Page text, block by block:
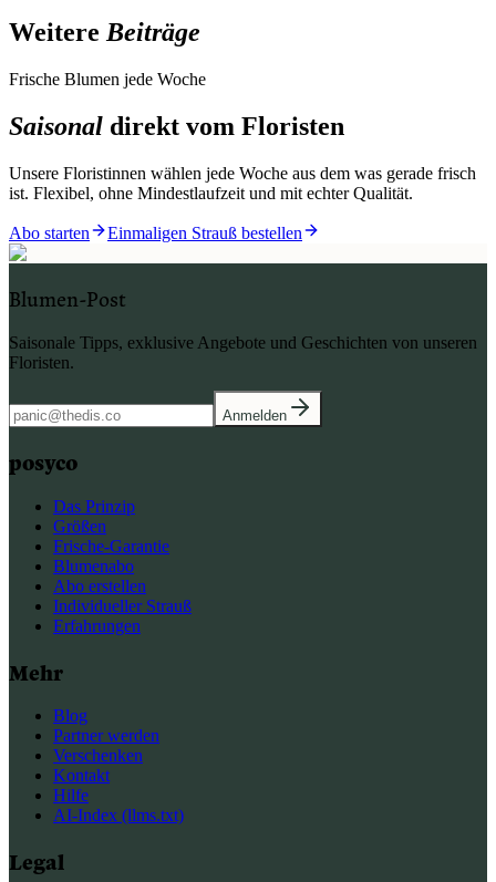
WeitereBeiträge
Frische Blumen jede Woche
Saisonal direkt vom Floristen
Unsere Floristinnen wählen jede Woche aus dem was gerade frisch
ist. Flexibel, ohne Mindestlaufzeit und mit echter Qualität.
Abo starten Einmaligen Strauß bestellen
Blumen-Post
Saisonale Tipps, exklusive Angebote und Geschichten von unseren
Floristen.
Anmelden
posyco
Das Prinzip
Größen
Frische-Garantie
Blumenabo
Abo erstellen
Individueller Strauß
Erfahrungen
Mehr
Blog
Partner werden
Verschenken
Kontakt
Hilfe
AI-Index (llms.txt)
Legal